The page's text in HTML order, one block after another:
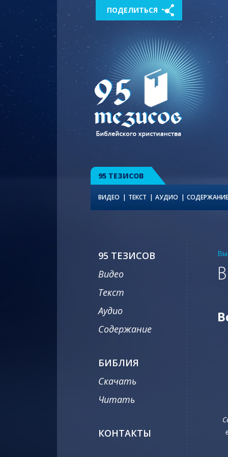
ПОДЕЛИТЬСЯ
95 ТЕЗИСОВ
ВИДЕО ТЕКСТ АУДИО СОДЕРЖАНИЕ
95 ТЕЗИСОВ
Видео
Текст
Аудио
Содержание
БИБЛИЯ
Скачать
Читать
КОНТАКТЫ